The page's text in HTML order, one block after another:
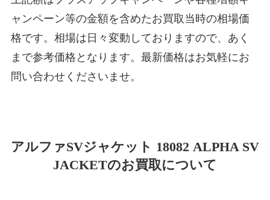
ャンペーン等の金額を含めたお買取当時の相場価
格です。相場は日々変動しておりますので、あく
まで参考価格となります。最新価格はお気軽にお
問い合わせくださいませ。
アルファSVジャケット 18082 ALPHA SV
JACKETのお買取について